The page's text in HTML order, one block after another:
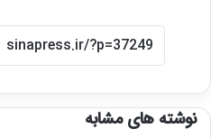
نوشته های مشابه